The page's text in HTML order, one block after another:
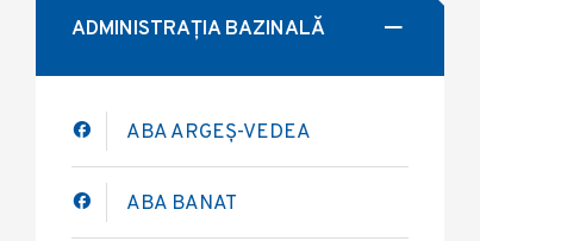
ADMINISTRAȚIA BAZINALĂ
ABA ARGEȘ-VEDEA
ABA BANAT